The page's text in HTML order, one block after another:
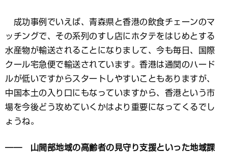
成功事例でいえば、青森県と香港の飲食チェーンのマ
ッチングで、その系列のすし店にホタテをはじめとする
水産物が輸送されることになりまして、今も毎日、国際
クール宅急便で輸送されています。香港は通関のハード
ルが低いですからスタートしやすいこともありますが、
中国本土の入り口にもなっていますから、香港という市
場を今後どう攻めていくかはより重要になってくるでし
ょうね。
―― 山間部地域の高齢者の見守り支援といった地域課